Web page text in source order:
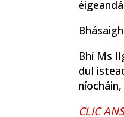
Bhí Ms
dul
CLIC